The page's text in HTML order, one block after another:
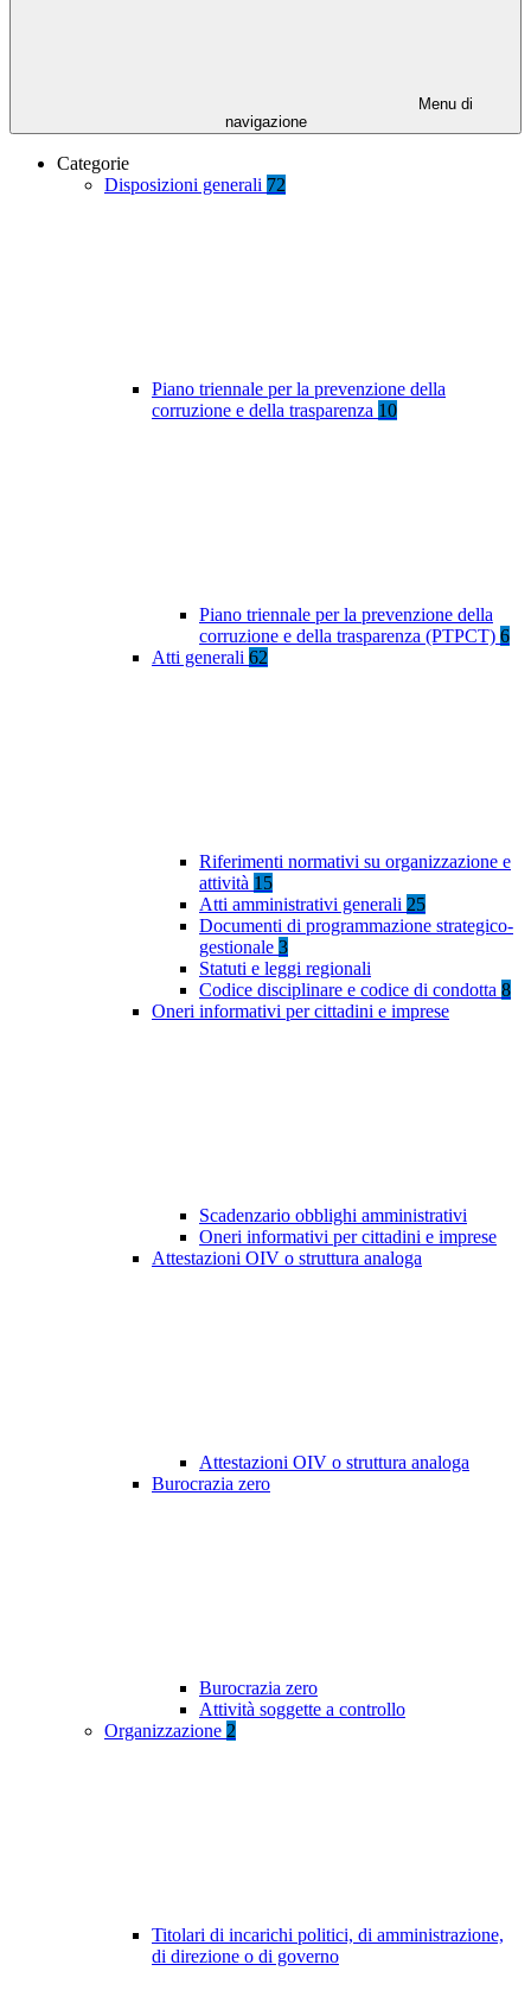
Menu di
navigazione
Categorie
Disposizioni generali 72
Piano triennale per la prevenzione della
corruzione e della trasparenza 10
Piano triennale per la prevenzione della
corruzione e della trasparenza (PTPCT) 6
Atti generali 62
Riferimenti normativi su organizzazione e
attività 15
Atti amministrativi generali 25
Documenti di programmazione strategico-
gestionale 3
Statuti e leggi regionali
Codice disciplinare e codice di condotta 8
Oneri informativi per cittadini e imprese
Scadenzario obblighi amministrativi
Oneri informativi per cittadini e imprese
Attestazioni OIV o struttura analoga
Attestazioni OIV o struttura analoga
Burocrazia zero
Burocrazia zero
Attività soggette a controllo
Organizzazione 2
Titolari di incarichi politici, di amministrazione,
di direzione o di governo